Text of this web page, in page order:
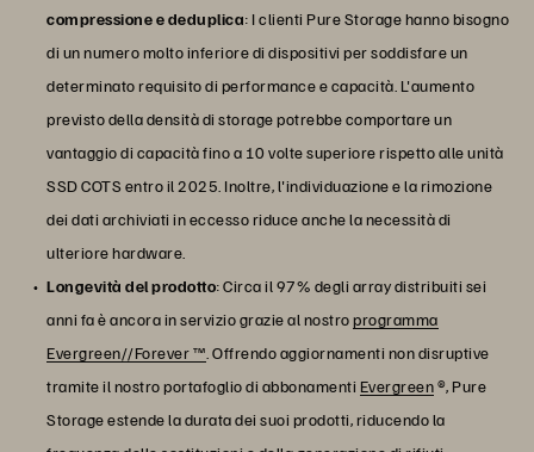
compressione e deduplica: I clienti Pure Storage hanno bisogno
di un numero molto inferiore di dispositivi per soddisfare un
determinato requisito di performance e capacità. L'aumento
previsto della densità di storage potrebbe comportare un
vantaggio di capacità fino a 10 volte superiore rispetto alle unità
SSD COTS entro il 2025. Inoltre, l'individuazione e la rimozione
dei dati archiviati in eccesso riduce anche la necessità di
ulteriore hardware.
Longevità del prodotto: Circa il 97% degli array distribuiti sei
anni fa è ancora in servizio grazie al nostroprogramma
Evergreen//Forever ™ . Offrendo aggiornamenti non disruptive
tramite il nostro portafoglio di abbonamenti Evergreen®, Pure
Storage estende la durata dei suoi prodotti, riducendo la